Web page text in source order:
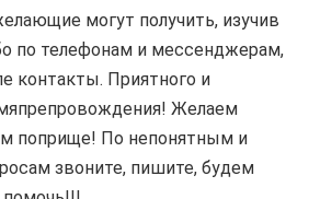
могут получить, изучив
по телефонам и мессенджерам,
контакты. Приятного и
Желаем
поприще! По непонятным и
звоните, пишите, будем